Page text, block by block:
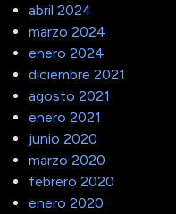
abril 2024
marzo 2024
enero 2024
diciembre 2021
agosto 2021
enero 2021
junio 2020
marzo 2020
febrero 2020
enero 2020